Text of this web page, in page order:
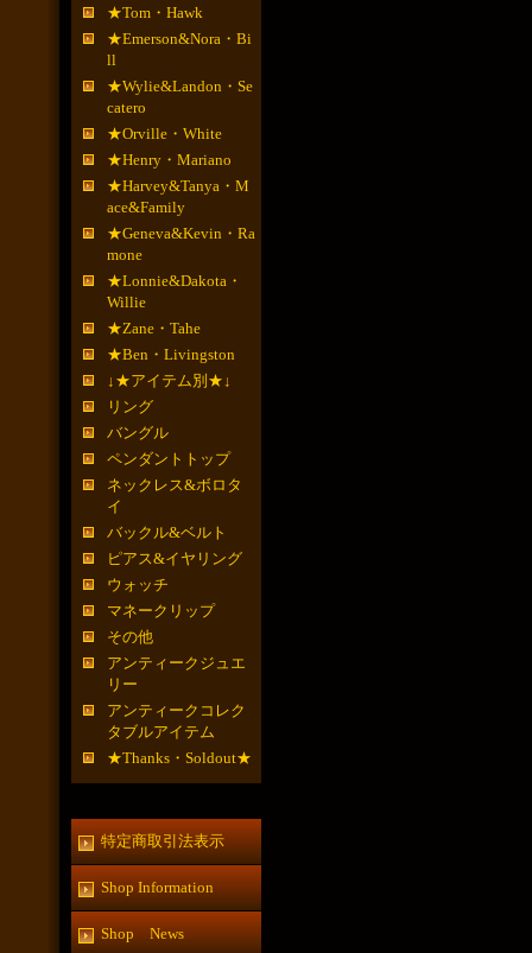
★Tom・Hawk
★Emerson&Nora・Bi
ll
★Wylie&Landon・Se
catero
★Orville・White
★Henry・Mariano
★Harvey&Tanya・M
ace&Family
★Geneva&Kevin・Ra
mone
★Lonnie&Dakota・
Willie
★Zane・Tahe
★Ben・Livingston
↓★アイテム別★↓
リング
バングル
ペンダントトップ
ネックレス&ボロタ
イ
バックル&ベルト
ピアス&イヤリング
ウォッチ
マネークリップ
その他
アンティークジュエ
リー
アンティークコレク
タブルアイテム
★Thanks・Soldout★
特定商取引法表示
Shop Information
Shop News